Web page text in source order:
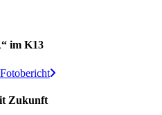
im K13
Zukunft